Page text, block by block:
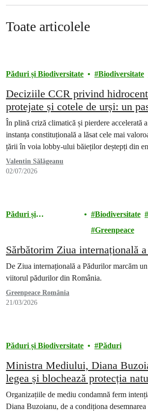
Toate articolele
Păduri și Biodiversitate Biodiversitate
Deciziile CCR privind
protejate și cotele de urși: un
natură și pentru statul de drept
În plină criză climatică și pierdere accelerată
instanța constituțională a lăsat cele mai
țării în voia lobby-ului băieților deștepți din
Valentin Sălăgeanu
02/07/2026
Păduri și
Biodiversitate
Greenpeace
Sărbătorim Ziua internațională
De Ziua internațională a Pădurilor marcăm
viitorul pădurilor din România.
Greenpeace România
21/03/2026
Păduri și Biodiversitate Păduri
Ministra Mediului, Diana
legea și blochează protecția
proprietarului este o invenție
plata compensațiilor”
Organizațiile de mediu condamnă ferm
Diana Buzoianu, de a condiționa